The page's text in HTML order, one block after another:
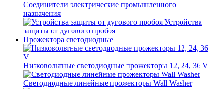
Соединители электрические промышленного
назначения
Устройства
защиты от дугового пробоя
Прожектора светодиодные
Низковольтные светодиодные прожекторы 12, 24, 36 V
Светодиодные линейные прожекторы Wall Washer